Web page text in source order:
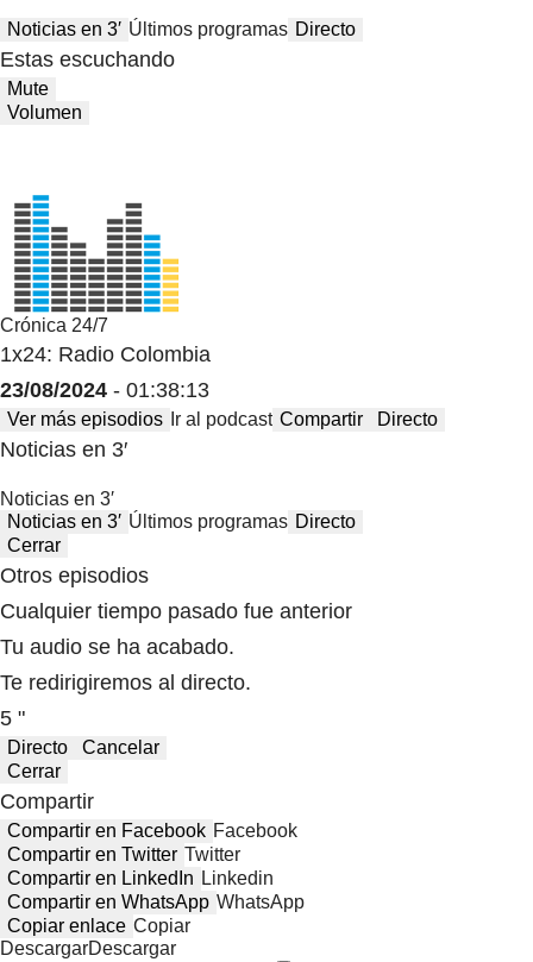
Noticias en 3′ Últimos programas Directo
Estas escuchando
Mute
Volumen
Crónica 24/7
1x24: Radio Colombia
23/08/2024 - 01:38:13
Ver más episodios Ir al podcast Compartir Directo
Noticias en 3′
Noticias en 3′
Noticias en 3′ Últimos programas Directo
Cerrar
Otros episodios
Cualquier tiempo pasado fue anterior
Tu audio se ha acabado.
Te redirigiremos al directo.
5 "
Directo
Cancelar
Cerrar
Compartir
Compartir en Facebook Facebook
Compartir en Twitter Twitter
Compartir en LinkedIn Linkedin
Compartir en WhatsApp WhatsApp
Copiar enlace Copiar
DescargarDescargar